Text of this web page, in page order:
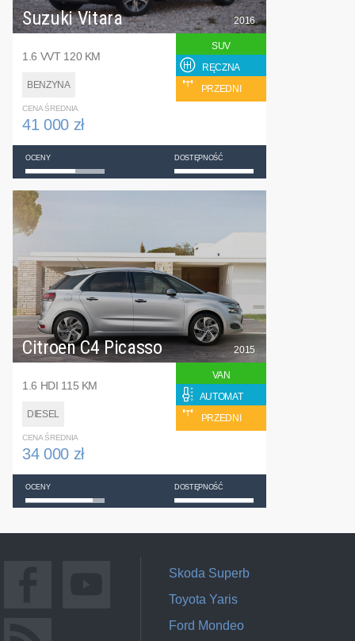
Suzuki Vitara
1.6 VVT 120 KM
BENZYNA
2016
SUV
RĘCZNA
PRZEDNI
CENA ŚREDNIA
41 000 zł
OCENY DOSTĘPNOŚĆ
Citroen C4 Picasso
1.6 HDI 115 KM
DIESEL
2015
VAN
AUTOMAT
PRZEDNI
CENA ŚREDNIA
34 000 zł
OCENY DOSTĘPNOŚĆ
Skoda Superb
Toyota Yaris
Ford Mondeo